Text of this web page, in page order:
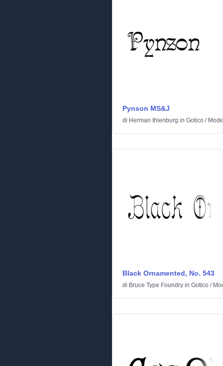
Pynson MS&J
di Herman Ihlenburg in Gotico /
Black Ornamented, No. 543
di Bruce Type Foundry in Gotico /